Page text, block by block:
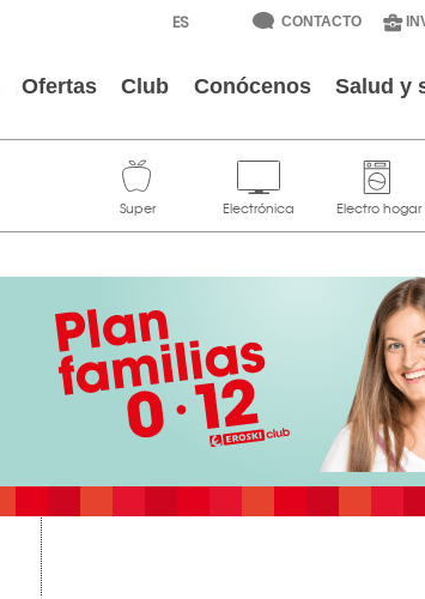
CONTACTO
Ofertas Club Conócenos Salud y